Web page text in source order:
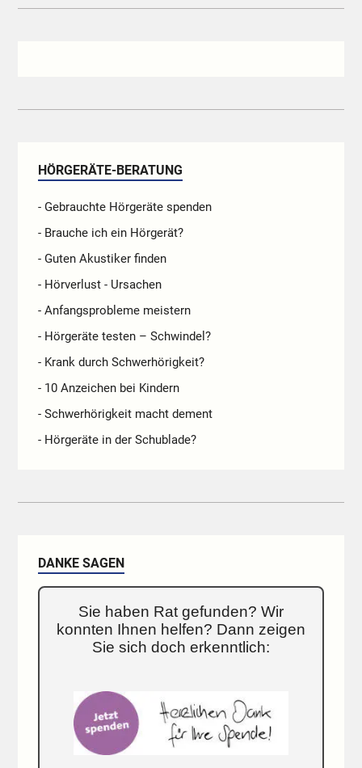
HÖRGERÄTE-BERATUNG
- Gebrauchte Hörgeräte spenden
- Brauche ich ein Hörgerät?
- Guten Akustiker finden
- Hörverlust - Ursachen
- Anfangsprobleme meistern
- Hörgeräte testen – Schwindel?
- Krank durch Schwerhörigkeit?
- 10 Anzeichen bei Kindern
- Schwerhörigkeit macht dement
- Hörgeräte in der Schublade?
DANKE SAGEN
Sie haben Rat gefunden? Wir
konnten Ihnen helfen? Dann zeigen
Sie sich doch erkenntlich: